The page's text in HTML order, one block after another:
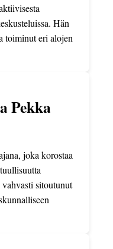
Hän
toiminut eri alojen
Pekka
joka korostaa
sitoutunut